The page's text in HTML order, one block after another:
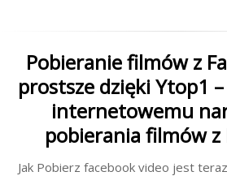
Pobieranie filmów z
prostsze dzięki Ytop1
internetowemu
pobierania filmów z
Jak Pobierz facebook video jest